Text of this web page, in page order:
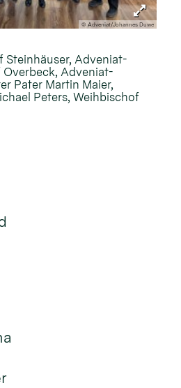
© Adveniat/Johannes Duwe
Steinhäuser, Adveniat-
Adveniat-
Pater Martin Maier,
Peters, Weihbischof